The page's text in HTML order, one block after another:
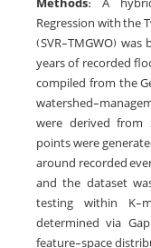
Regression with the
(SVR-TMGWO)
years of recorded
compiled from the
watershed-
were derived from
points were
around recorded
and the dataset
testing within K-
determined via
feature-space